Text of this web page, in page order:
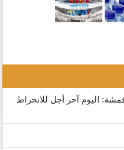
اليوم آخر أجل للانخراط